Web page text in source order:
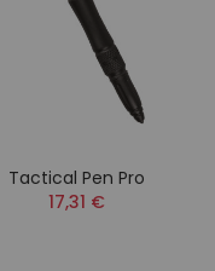
Tactical Pen Pro
17,31 €